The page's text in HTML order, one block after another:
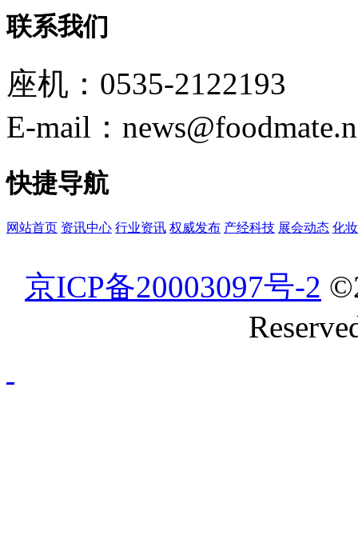
联系我们
座机：0535-2122193
E-mail：
快捷导航
网站首页 资讯中心 行业资讯 权威发布 产经科技 展会动态 化
京ICP备20003097号-2